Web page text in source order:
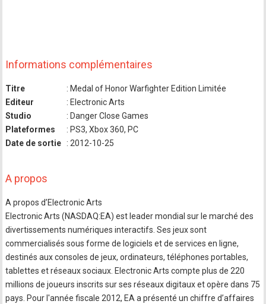
Informations complémentaires
Titre
: Medal of Honor Warfighter Edition Limitée
Editeur
: Electronic Arts
Studio
: Danger Close Games
Plateformes
: PS3, Xbox 360, PC
Date de sortie
: 2012-10-25
A propos
A propos d’Electronic Arts
Electronic Arts (NASDAQ:EA) est leader mondial sur le marché des
divertissements numériques interactifs. Ses jeux sont
commercialisés sous forme de logiciels et de services en ligne,
destinés aux consoles de jeux, ordinateurs, téléphones portables,
tablettes et réseaux sociaux. Electronic Arts compte plus de 220
millions de joueurs inscrits sur ses réseaux digitaux et opère dans 75
pays. Pour l'année fiscale 2012, EA a présenté un chiffre d’affaires